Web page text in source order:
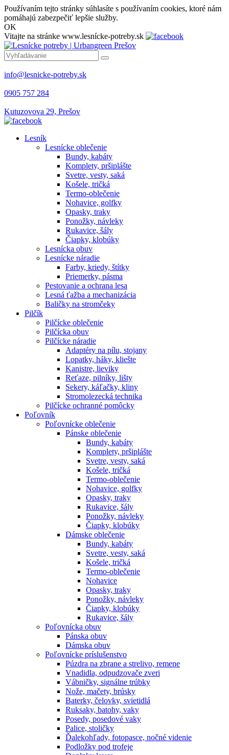
Používaním tejto stránky súhlasíte s používaním cookies, ktoré nám
pomáhajú zabezpečiť lepšie služby.
OK
Vitajte na stránke www.lesnícke-potreby.sk
info@lesnicke-potreby.sk
0905 757 284
Kutuzovova 29, Prešov
Lesník
Lesnícke oblečenie
Bundy, kabáty
Komplety, pršiplášte
Svetre, vesty, saká
Košele, tričká
Termo-oblečenie
Nohavice, golfky
Opasky, traky
Ponožky, návleky
Rukavice, šály
Čiapky, klobúky
Lesnícka obuv
Lesnícke náradie
Farby, kriedy, štítky
Priemerky, pásma
Pestovanie a ochrana lesa
Lesná ťažba a mechanizácia
Baličky na stromčeky
Pilčík
Pilčícke oblečenie
Pilčícka obuv
Pilčícke náradie
Adaptéry na pílu, stojany
Lopatky, háky, kliešte
Kanistre, lieviky
Reťaze, pilníky, lišty
Sekery, káľačky, kliny
Stromolezecká technika
Pilčícke ochranné pomôcky
Poľovník
Poľovnícke oblečenie
Pánske oblečenie
Bundy, kabáty
Komplety, pršiplášte
Svetre, vesty, saká
Košele, tričká
Termo-oblečenie
Nohavice, golfky
Opasky, traky
Rukavice, šály
Ponožky, návleky
Čiapky, klobúky
Dámske oblečenie
Bundy, kabáty
Svetre, vesty, saká
Košele, tričká
Termo-oblečenie
Nohavice
Opasky, traky
Ponožky, návleky
Čiapky, klobúky
Rukavice, šály
Poľovnícka obuv
Pánska obuv
Dámska obuv
Poľovnícke príslušenstvo
Púzdra na zbrane a strelivo, remene
Vnadidla, odpudzovače zveri
Vábničky, signálne trúbky
Nože, mačety, brúsky
Baterky, čelovky, svietidlá
Ruksaky, batohy, vaky
Posedy, posedové vaky
Palice, stoličky
Ďalekohľady, fotopasce, nočné videnie
Podložky pod trofeje